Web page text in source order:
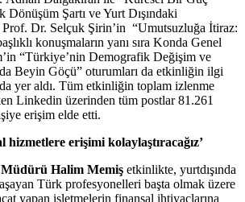
Şartı ve Yurt Dışındaki
Prof. Dr. Selçuk Şirin’in “Umutsuzluğa İtiraz:
konuşmaların yanı sıra Konda Genel
“Türkiye’nin Demografik Değişim ve
Beyin Göçü” oturumları da etkinliğin ilgi
yer aldı. Tüm etkinliğin toplam izlenme
Linkedin üzerinden tüm postlar 81.261
erişim elde etti.
hizmetlere erişimi kolaylaştıracağız’
Müdürü Halim Memiş etkinlikte, yurtdışında
Türk profesyonelleri başta olmak üzere
yapan işletmelerin finansal ihtiyaçlarına